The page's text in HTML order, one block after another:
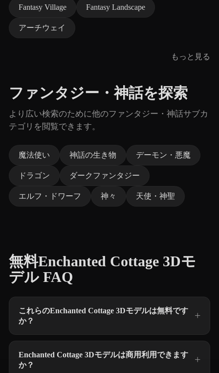
Fantasy Village Fantasy Landscape
アーチウェイ
もっと見る
ファンタジー・神話を探索
より広い検索のために他のファンタジー・神話サブカ
テゴリを閲覧できます。
魔法使い 神話の生き物 デーモン・悪魔
ドラゴン ダークファンタジー
エルフ・ドワーフ 神々 天使・神聖
無料Enchanted Cottage 3Dモ
デル FAQ
これらのEnchanted Cottage 3Dモデルは無料です
か？
Enchanted Cottage 3Dモデルは商用利用できます
か？